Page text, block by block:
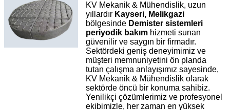
KV Mekanik & Mühendislik, uzun
yıllardır Kayseri, Melikgazi
bölgesinde Demister sistemleri
periyodik bakım hizmeti sunan
güvenilir ve saygın bir firmadır.
Sektördeki geniş deneyimimiz ve
müşteri memnuniyetini ön planda
tutan çalışma anlayışımız sayesinde,
KV Mekanik & Mühendislik olarak
sektörde öncü bir konuma sahibiz.
Yenilikçi çözümlerimiz ve profesyonel
ekibimizle, her zaman en yüksek